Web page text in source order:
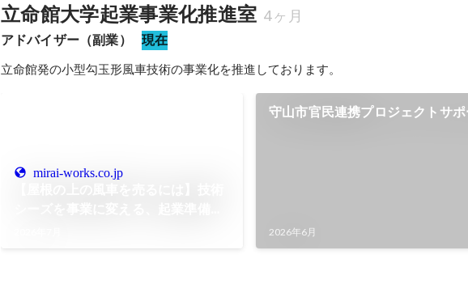
立命館大学起業事業化推進室 4ヶ月
アドバイザー（副業） 現在
立命館発の小型勾玉形風車技術の事業化を推進しております。
mirai-works.co.jp
守山市官民連携プロジェクトサ
2026年6月